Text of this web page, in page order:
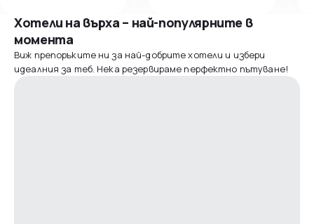
Хотели на върха – най-популярните в
момента
Виж препоръките ни за най-добрите хотели и избери
идеалния за теб. Нека резервираме перфектно пътуване!